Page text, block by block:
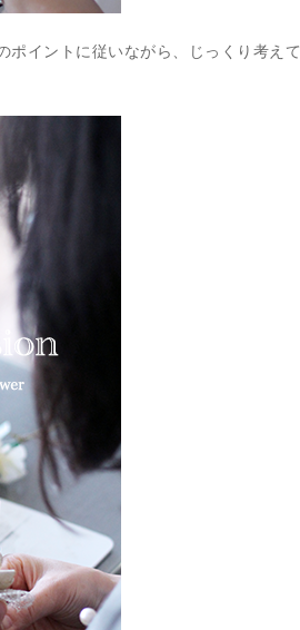
ポイントに従いながら、じっくり考えて